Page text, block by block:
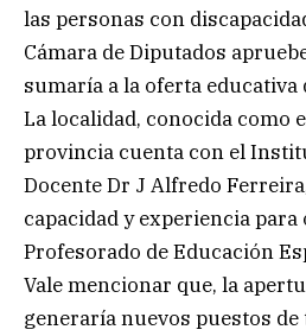
las personas con
Cámara de Diputados
sumaría a la oferta educativa
La localidad, conocida como
provincia cuenta con el
Docente Dr J Alfredo
capacidad y experiencia
Profesorado de Educación
Vale mencionar que, la
generaría nuevos puestos de